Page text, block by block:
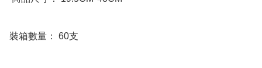
裝箱數量： 60支